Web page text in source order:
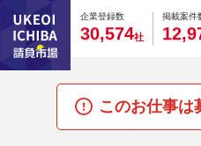
企業登録数
0
3
0
0,
0
5
0
74社
掲載案件
0
1
0
2,
0
9
このお仕事は